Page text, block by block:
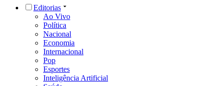
Editorias
Ao Vivo
Política
Nacional
Economia
Internacional
Pop
Esportes
Inteligência Artificial